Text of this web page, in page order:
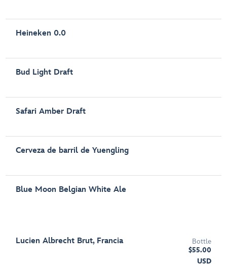
Heineken 0.0
Bud Light Draft
Safari Amber Draft
Cerveza de barril de Yuengling
Blue Moon Belgian White Ale
Lucien Albrecht Brut, Francia
Bottle
$55.00
USD